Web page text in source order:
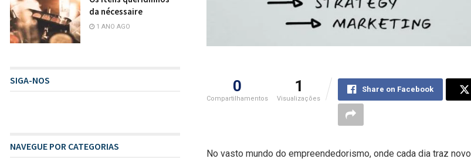
0
Compartilhamentos
1
Visualizações
Share on Facebook
No vasto mundo do empreendedorismo, onde cada dia traz
da nécessaire
1 ANO AGO
SIGA-NOS
NAVEGUE POR CATEGORIAS